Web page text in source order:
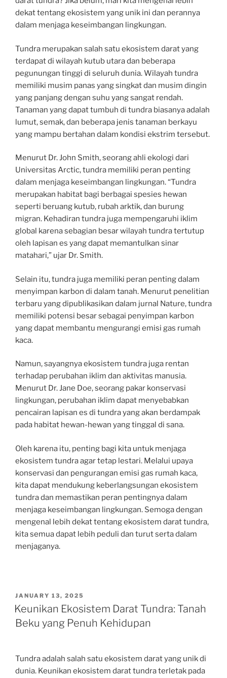
dekat tentang ekosistem yang unik ini dan perannya
dalam menjaga keseimbangan lingkungan.
Tundra merupakan salah satu ekosistem darat yang
terdapat di wilayah kutub utara dan beberapa
pegunungan tinggi di seluruh dunia. Wilayah tundra
memiliki musim panas yang singkat dan musim dingin
yang panjang dengan suhu yang sangat rendah.
Tanaman yang dapat tumbuh di tundra biasanya adalah
lumut, semak, dan beberapa jenis tanaman berkayu
yang mampu bertahan dalam kondisi ekstrim tersebut.
Menurut Dr. John Smith, seorang ahli ekologi dari
Universitas Arctic, tundra memiliki peran penting
dalam menjaga keseimbangan lingkungan. “Tundra
merupakan habitat bagi berbagai spesies hewan
seperti beruang kutub, rubah arktik, dan burung
migran. Kehadiran tundra juga mempengaruhi iklim
global karena sebagian besar wilayah tundra tertutup
oleh lapisan es yang dapat memantulkan sinar
matahari,” ujar Dr. Smith.
Selain itu, tundra juga memiliki peran penting dalam
menyimpan karbon di dalam tanah. Menurut penelitian
terbaru yang dipublikasikan dalam jurnal Nature, tundra
memiliki potensi besar sebagai penyimpan karbon
yang dapat membantu mengurangi emisi gas rumah
kaca.
Namun, sayangnya ekosistem tundra juga rentan
terhadap perubahan iklim dan aktivitas manusia.
Menurut Dr. Jane Doe, seorang pakar konservasi
lingkungan, perubahan iklim dapat menyebabkan
pencairan lapisan es di tundra yang akan berdampak
pada habitat hewan-hewan yang tinggal di sana.
Oleh karena itu, penting bagi kita untuk menjaga
ekosistem tundra agar tetap lestari. Melalui upaya
konservasi dan pengurangan emisi gas rumah kaca,
kita dapat mendukung keberlangsungan ekosistem
tundra dan memastikan peran pentingnya dalam
menjaga keseimbangan lingkungan. Semoga dengan
mengenal lebih dekat tentang ekosistem darat tundra,
kita semua dapat lebih peduli dan turut serta dalam
menjaganya.
POSTED
ON
JANUARY 13, 2025
Keunikan Ekosistem Darat Tundra: Tanah
Beku yang Penuh Kehidupan
Tundra adalah salah satu ekosistem darat yang unik di
dunia. Keunikan ekosistem darat tundra terletak pada